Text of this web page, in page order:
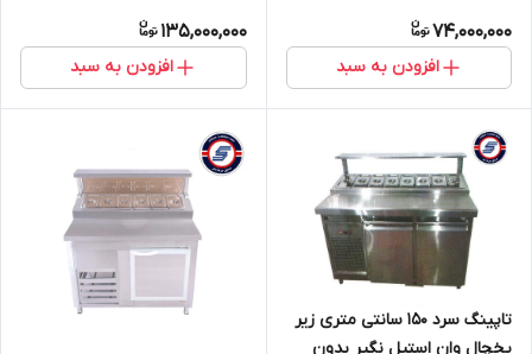
74,000,000
افزودن به سبد
135,000,000
افزودن به سبد
تاپینگ سرد ۱۵۰ سانتی متری زیر
یخچال وان استیل نگیر بدون